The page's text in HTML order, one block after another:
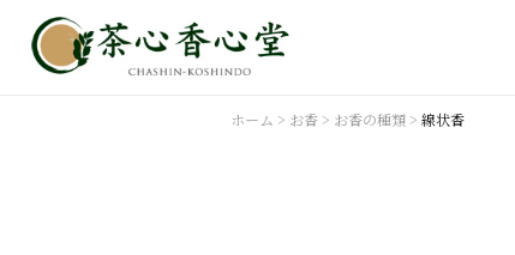
ホーム > お香 > お香の種類 > 線状香